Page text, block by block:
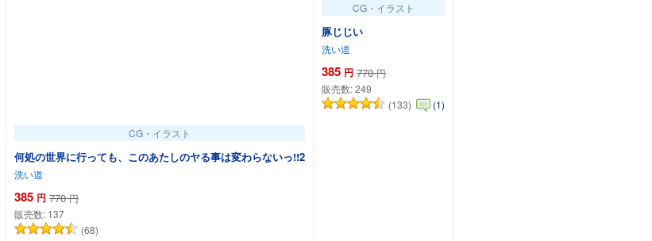
CG・イラスト
何処の世界に行っても、このあたしのヤる事は変わらないっ!!2
洗い道
385 円 770 円
販売数: 137
(68)
CG・イラスト
豚じじい
洗い道
385 円 770 円
販売数:249
(133)
(1)